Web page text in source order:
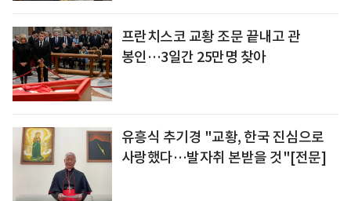
프란치스코 교황 조문 끝내고 관
봉인…3일간 25만명 찾아
유흥식 추기경 "교황, 한국 진심으로
사랑했다…발자취 본받을 것"[전문]